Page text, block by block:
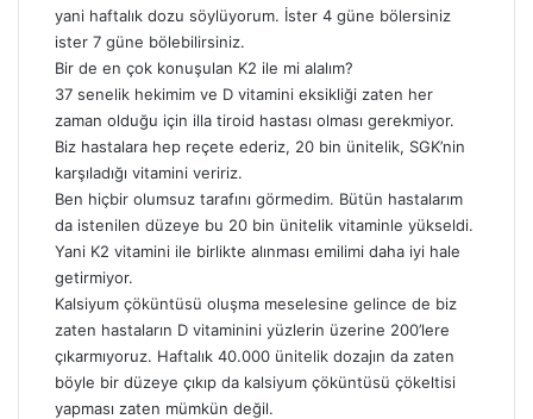
yani haftalık dozu söylüyorum. İster 4 güne bölersiniz
ister 7 güne bölebilirsiniz.
Bir de en çok konuşulan K2 ile mi alalım?
37 senelik hekimim ve D vitamini eksikliği zaten her
zaman olduğu için illa tiroid hastası olması gerekmiyor.
Biz hastalara hep reçete ederiz, 20 bin ünitelik, SGK’nin
karşıladığı vitamini veririz.
Ben hiçbir olumsuz tarafını görmedim. Bütün hastalarım
da istenilen düzeye bu 20 bin ünitelik vitaminle yükseldi.
Yani K2 vitamini ile birlikte alınması emilimi daha iyi hale
getirmiyor.
Kalsiyum çöküntüsü oluşma meselesine gelince de biz
zaten hastaların D vitaminini yüzlerin üzerine 200’lere
çıkarmıyoruz. Haftalık 40.000 ünitelik dozajın da zaten
böyle bir düzeye çıkıp da kalsiyum çöküntüsü çökeltisi
yapması zaten mümkün değil.